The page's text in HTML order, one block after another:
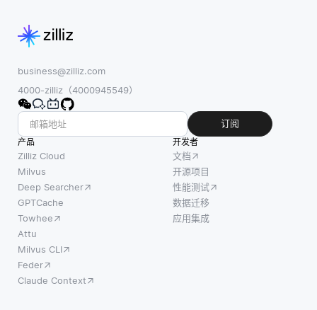
business@zilliz.com
4000-zilliz（4000945549）
订阅
产品
Zilliz Cloud
Milvus
Deep Searcher
GPTCache
Towhee
Attu
Milvus CLI
Feder
Claude Context
开发者
文档
开源项目
性能测试
数据迁移
应用集成